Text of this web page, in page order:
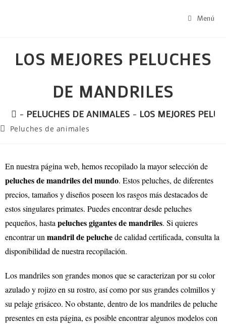
Menú
LOS MEJORES PELUCHES
DE MANDRILES
- PELUCHES DE ANIMALES - LOS MEJORES
Peluches de animales
En nuestra página web, hemos recopilado la mayor selección de
peluches de mandriles del mundo. Estos peluches, de diferentes
precios, tamaños y diseños poseen los rasgos más destacados de
estos singulares primates. Puedes encontrar desde peluches
pequeños, hasta peluches gigantes de mandriles. Si quieres
encontrar un mandril de peluchede calidad certificada, consulta la
disponibilidad de nuestra recopilación.
Los mandriles son grandes monos que se caracterizan por su color
azulado y rojizo en su rostro, así como por sus grandes colmillos y
su pelaje grisáceo. No obstante, dentro de los mandriles de peluche
presentes en esta página, es posible encontrar algunos modelos con